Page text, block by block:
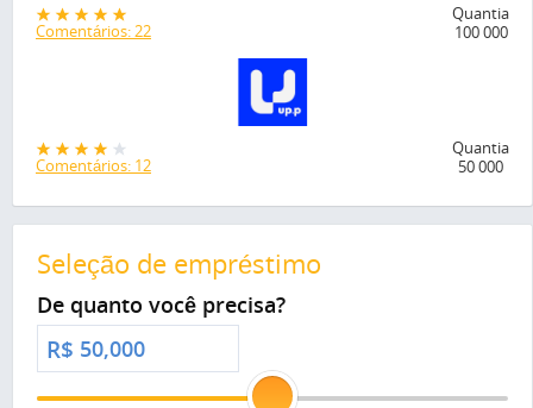
Comentários: 22
Quantia
100 000
Comentários: 12
Quantia
50 000
Seleção de empréstimo
De quanto você precisa?
R$